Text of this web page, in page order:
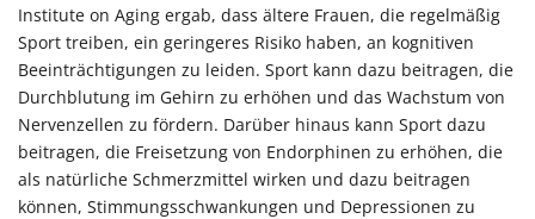
Institute on Aging ergab, dass ältere Frauen, die regelmäßig
Sport treiben, ein geringeres Risiko haben, an kognitiven
Beeinträchtigungen zu leiden. Sport kann dazu beitragen, die
Durchblutung im Gehirn zu erhöhen und das Wachstum von
Nervenzellen zu fördern. Darüber hinaus kann Sport dazu
beitragen, die Freisetzung von Endorphinen zu erhöhen, die
als natürliche Schmerzmittel wirken und dazu beitragen
können, Stimmungsschwankungen und Depressionen zu